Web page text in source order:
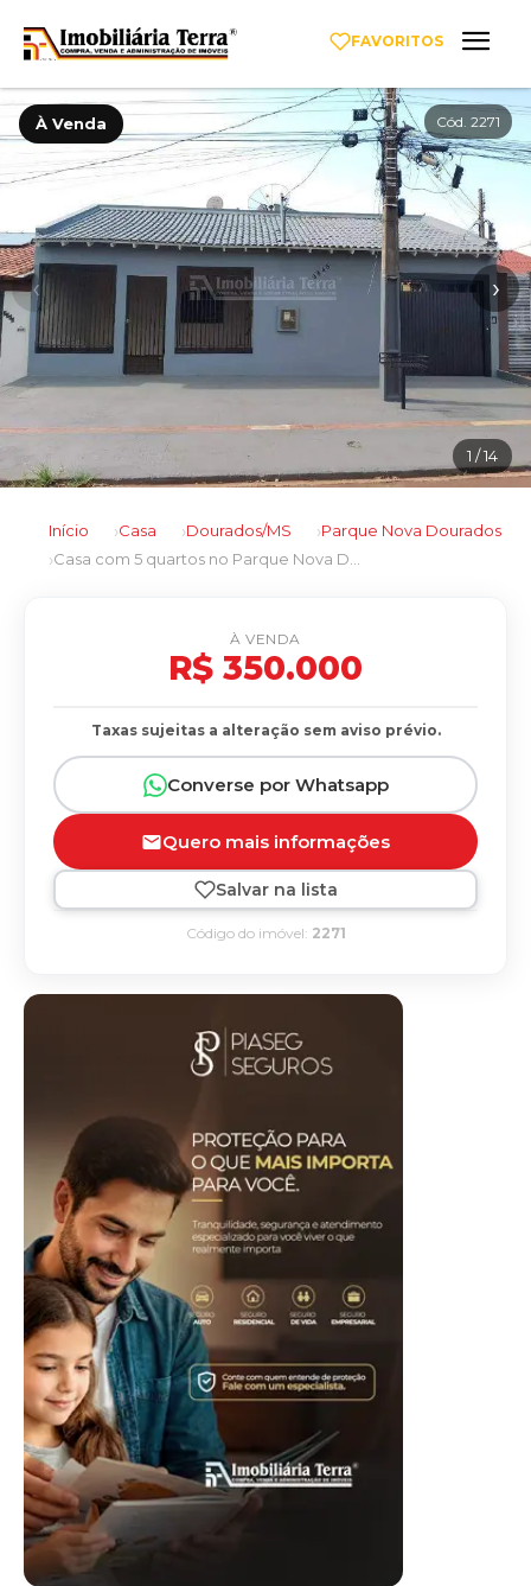
FAVORITOS
À Venda Cód. 2271
‹ ›
1 / 14
Início Casa Dourados/MS
Parque Nova Dourados
À VENDA
R$ 350.000
Taxas sujeitas a alteração sem aviso prévio.
Converse por Whatsapp
Quero mais informações
Salvar na lista
Código do imóvel: 2271